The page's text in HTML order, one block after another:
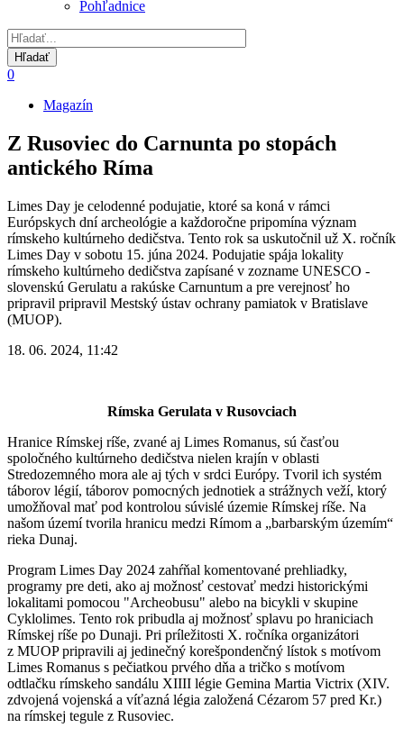
Pohľadnice
0
Magazín
Z Rusoviec do Carnunta po stopách
antického Ríma
Limes Day je celodenné podujatie, ktoré sa koná v rámci
Európskych dní archeológie a každoročne pripomína význam
rímskeho kultúrneho dedičstva. Tento rok sa uskutočnil už X. ročník
Limes Day v sobotu 15. júna 2024. Podujatie spája lokality
rímskeho kultúrneho dedičstva zapísané v zozname UNESCO -
slovenskú Gerulatu a rakúske Carnuntum a pre verejnosť ho
pripravil pripravil Mestský ústav ochrany pamiatok v Bratislave
(MUOP).
18. 06. 2024, 11:42
Rímska Gerulata v Rusovciach
Hranice Rímskej ríše, zvané aj Limes Romanus, sú časťou
spoločného kultúrneho dedičstva nielen krajín v oblasti
Stredozemného mora ale aj tých v srdci Európy. Tvoril ich systém
táborov légií, táborov pomocných jednotiek a strážnych veží, ktorý
umožňoval mať pod kontrolou súvislé územie Rímskej ríše. Na
našom území tvorila hranicu medzi Rímom a „barbarským územím“
rieka Dunaj.
Program Limes Day 2024 zahŕňal komentované prehliadky,
programy pre deti, ako aj možnosť cestovať medzi historickými
lokalitami pomocou "Archeobusu" alebo na bicykli v skupine
Cyklolimes. Tento rok pribudla aj možnosť splavu po hraniciach
Rímskej ríše po Dunaji. Pri príležitosti X. ročníka organizátori
z MUOP pripravili aj jedinečný korešpondenčný lístok s motívom
Limes Romanus s pečiatkou prvého dňa a tričko s motívom
odtlačku rímskeho sandálu XIIII légie Gemina Martia Victrix (XIV.
zdvojená vojenská a víťazná légia založená Cézarom 57 pred Kr.)
na rímskej tegule z Rusoviec.